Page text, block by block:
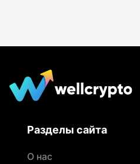
Разделы сайта
О нас